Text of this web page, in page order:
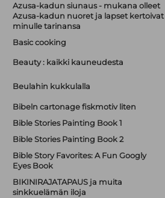
Azusa-kadun siunaus - mukana olleet
Azusa-kadun nuoret ja lapset kertoivat
minulle tarinansa
Basic cooking
Beauty : kaikki kauneudesta
Beulahin kukkulalla
Bibeln cartonage fiskmotiv liten
Bible Stories Painting Book 1
Bible Stories Painting Book 2
Bible Story Favorites: A Fun Googly
Eyes Book
BIKINIRAJATAPAUS ja muita
sinkkuelämän iloja